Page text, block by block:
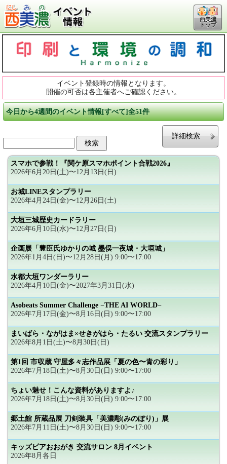
西美濃
トップ
イベント登録時の情報となります。
開催の可否は各主催者へご確認ください。
今日から4週間のイベント情報[すべて]全51件
詳細検索
スマホで参戦！『関ケ原スマホポイント合戦2026』
2026年6月20日(土)〜12月13日(日)
お城LINEスタンプラリー
2026年4月24日(金)〜12月26日(土)
大垣三城歴史カードラリー
2026年6月10日(水)〜12月27日(日)
企画展「豊臣氏ゆかりの城 墨俣一夜城・大垣城」
2026年1月4日(日)〜12月28日(月) 9:00〜17:00
水都大垣ワンダーラリー
2026年4月10日(金)〜2027年3月31日(水)
Asobeats Summer Challenge −THE AI WORLD−
2026年7月17日(金)〜8月16日(日) 9:00〜17:00
まいばら・ながはま×せきがはら・たるい 交流スタンプラリー
2026年8月1日(土)〜8月30日(日)
第1回 市収蔵 守屋多々志作品展「夏の色〜青の彩り」
2026年7月18日(土)〜8月30日(日) 9:00〜17:00
ちょい魅せ！こんな資料がありますよ♪
2026年7月18日(土)〜8月30日(日) 9:00〜17:00
郷土館 所蔵品展 刀剣装具「美濃彫(みのぼり)」展
2026年7月11日(土)〜8月30日(日) 9:00〜17:00
キッズピアおおがき 交流サロン 8月イベント
2026年8月各日